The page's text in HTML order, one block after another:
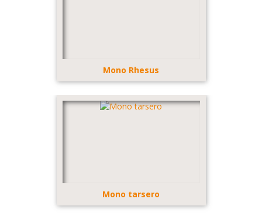
Mono Rhesus
Mono tarsero